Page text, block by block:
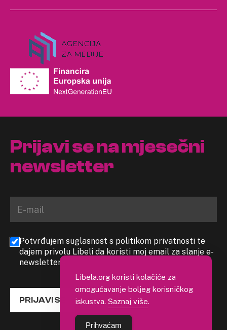
Prijavi se na mjesečni
newsletter
Potvrđujem suglasnost s politikom privatnosti te
dajem privolu Libeli da koristi moj email za slanje e-
newslettera
PRIJAVI SE
Libela.org koristi kolačiće za
omogućavanje boljeg korisničkog
iskustva. Saznaj više.
Prihvaćam